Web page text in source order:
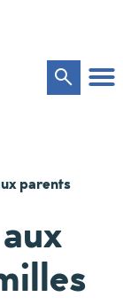
parents